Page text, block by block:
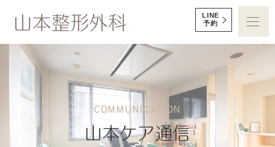
山本整形外科
LINE
予約
COMMUNICATION
山本ケア通信